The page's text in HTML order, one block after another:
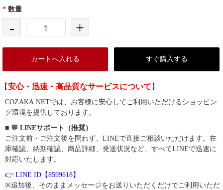
* 数量
- +
カートへ入れる すぐ購入する
【安心・迅速・高品質なサービスについて 】
COZAKA.NETでは、お客様に安心してご利用いただけるショッピン
グ環境を提供しております。
■ 💬 LINEサポート（推奨）
ご注文前・ご注文後を問わず、LINEで直接ご相談いただけます。在
庫確認、納期確認、商品詳細、発送状況など、すべてLINEで迅速に
対応いたします。
👉 LINE ID【8599618】
※追加後、そのままメッセージをお送りいただくだけでご利用いただ